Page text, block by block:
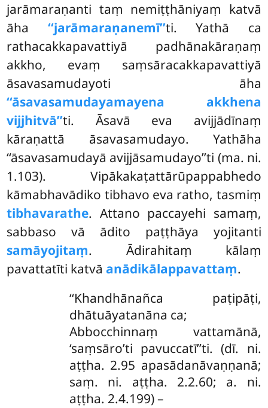
jarāmaraṇanti taṃ nemiṭṭhāniyaṃ katvā
āha ‘‘jarāmaraṇanemī’’ti. Yathā ca
rathacakkapavattiyā padhānakāraṇaṃ
akkho, evaṃ saṃsāracakkapavattiyā
āsavasamudayoti āha
‘‘āsavasamudayamayena akkhena
vijjhitvā’’ti. Āsavā eva avijjādīnaṃ
kāraṇattā āsavasamudayo. Yathāha
‘‘āsavasamudayā avijjāsamudayo’’ti (ma. ni.
1.103). Vipākakaṭattārūpappabhedo
kāmabhavādiko tibhavo eva ratho, tasmiṃ
tibhavarathe. Attano paccayehi samaṃ,
sabbaso vā ādito paṭṭhāya yojitanti
samāyojitaṃ. Ādirahitaṃ kālaṃ
pavattatīti katvā anādikālappavattaṃ.
‘‘Khandhānañca paṭipāṭi,
dhātuāyatanāna ca;
Abbocchinnaṃ vattamānā,
‘saṃsāro’ti pavuccatī’’ti. (dī. ni.
aṭṭha. 2.95 apasādanāvaṇṇanā;
saṃ. ni. aṭṭha. 2.2.60; a. ni.
aṭṭha. 2.4.199) –